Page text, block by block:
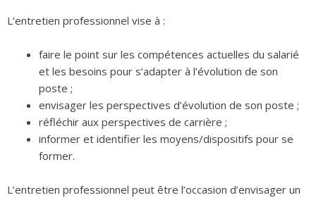
L’entretien professionnel vise à :
faire le point sur les compétences actuelles du salarié
et les besoins pour s’adapter à l’évolution de son
poste ;
envisager les perspectives d’évolution de son poste ;
réfléchir aux perspectives de carrière ;
informer et identifier les moyens/dispositifs pour se
former.
L’entretien professionnel peut être l’occasion d’envisager un